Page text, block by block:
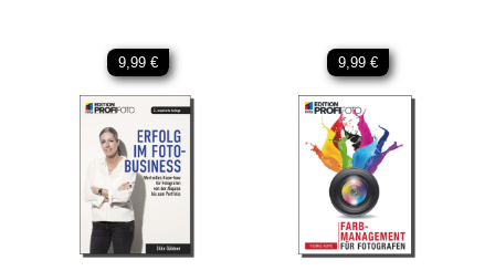
9,99 € 9,99 €